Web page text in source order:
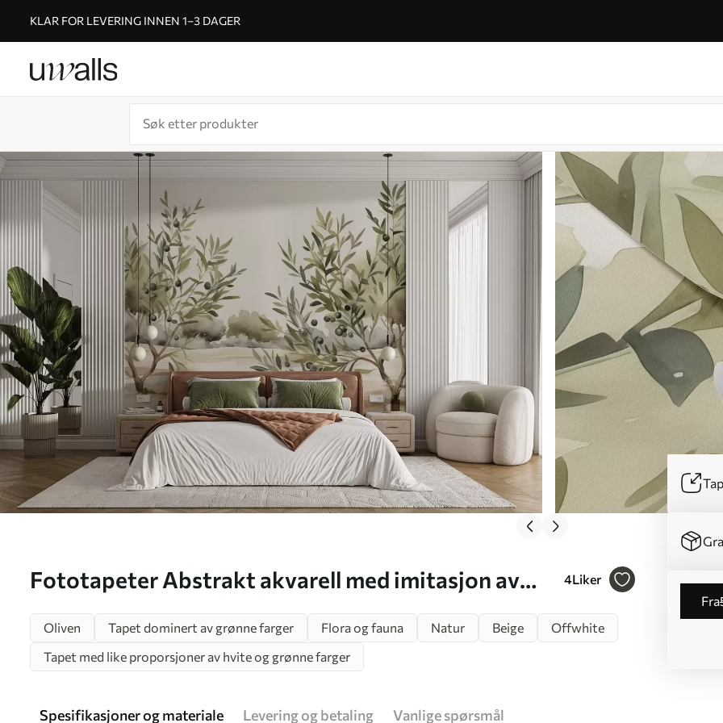
KLAR FOR LEVERING INNEN 1–3 DAGER
Fototapeter Abstrakt akvarell med imitasjon av
4Liker
fra
Oliven
Tapet dominert av grønne farger Flora og fauna Natur Beige
Offwhite
Tapet med like proporsjoner av hvite og grønne farger
Spesifikasjoner og materiale Levering og betaling Vanlige spørsmål